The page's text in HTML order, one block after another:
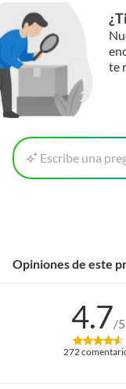
te
Escribe una
Opiniones de este
4.7/5
272